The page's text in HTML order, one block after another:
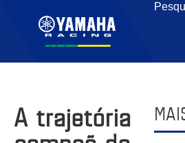
A trajetória